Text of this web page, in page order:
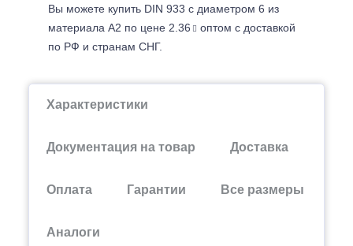
Вы можете купить DIN 933 с диаметром 6 из
материала А2 по цене 2.36
оптом с доставкой
по РФ и странам СНГ.
Характеристики
Документация на товар Доставка
Оплата Гарантии Все размеры
Аналоги